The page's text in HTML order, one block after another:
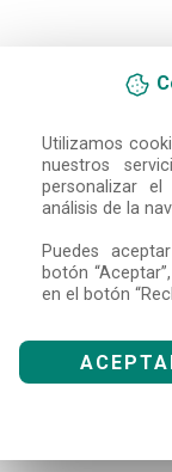
Utilizamos
nuestros
personalizar
análisis de la
Puedes
botón
en el botón